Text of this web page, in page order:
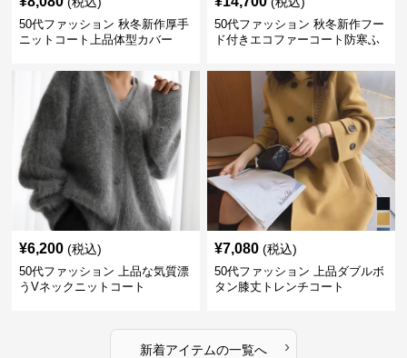
50代ファッション 秋冬新作厚手
ニットコート上品体型カバー
50代ファッション 秋冬新作フー
ド付きエコファーコート防寒ふ
¥6,200 (税込)
50代ファッション 上品な気質漂
うVネックニットコート
¥7,080 (税込)
50代ファッション 上品ダブルボ
タン膝丈トレンチコート
新着アイテムの一覧へ ›